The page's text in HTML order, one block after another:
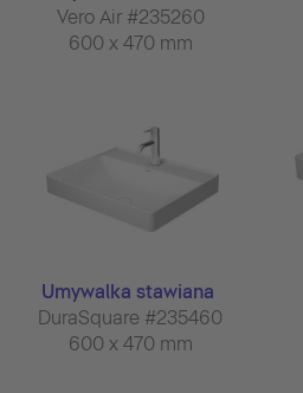
Vero Air #235260
600 x 470 mm
Umywalka stawiana
DuraSquare #235460
600 x 470 mm